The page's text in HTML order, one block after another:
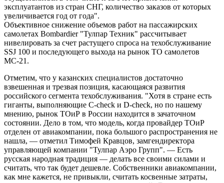
эксплуатантов из стран СНГ, количество заказов от которых
увеличивается год от года".
Объективное снижение объемов работ на пассажирских
самолетах Bombardier "Тулпар Техник" рассчитывает
нивелировать за счет растущего спроса на техобслуживание
SSJ 100 и последующего выхода на рынок ТО самолетов
МС-21.
Отметим, что у казанских специалистов достаточно
взвешенная и трезвая позиция, касающаяся развития
российского сегмента техобслуживания. "Хотя в стране есть
гиганты, выполняющие C-check и D-check, но по нашему
мнению, рынок ТОиР в России находится в зачаточном
состоянии. Дело в том, что модель, когда провайдер ТОиР
отделен от авиакомпании, пока большого распространения не
нашла, — отметил Тимофей Кравцов, замгендиректора
управляющей компании "Тулпар Аэро Групп". — Есть
русская народная традиция — делать все своими силами и
считать, что так будет дешевле. Собственники авиакомпании,
как мне кажется, не привыкли, считать косвенные затраты,